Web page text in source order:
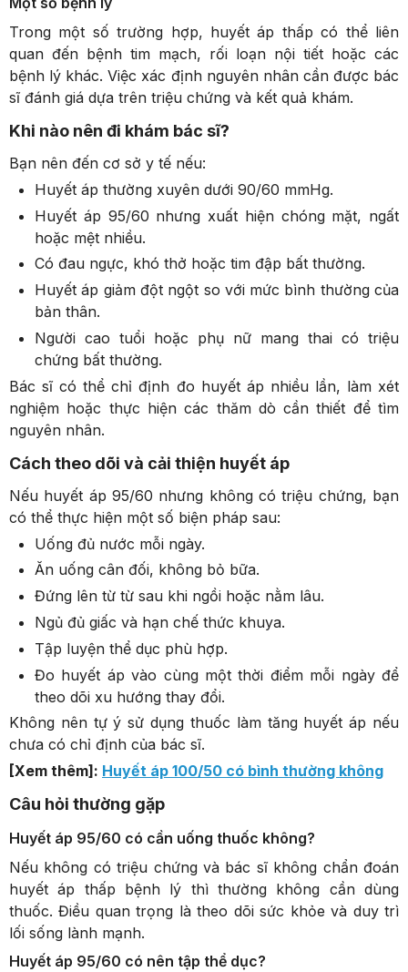
Xem giỏ hàng
Trong một số trường hợp, huyết áp thấp có thể liên
quan đến bệnh tim mạch, rối loạn nội tiết hoặc các
bệnh lý khác. Việc xác định nguyên nhân cần được bác
sĩ đánh giá dựa trên triệu chứng và kết quả khám.
Khi nào nên đi khám bác sĩ?
Bạn nên đến cơ sở y tế nếu:
Huyết áp thường xuyên dưới 90/60 mmHg.
Huyết áp 95/60 nhưng xuất hiện chóng mặt, ngất
hoặc mệt nhiều.
Có đau ngực, khó thở hoặc tim đập bất thường.
Huyết áp giảm đột ngột so với mức bình thường của
bản thân.
Người cao tuổi hoặc phụ nữ mang thai có triệu
chứng bất thường.
Bác sĩ có thể chỉ định đo huyết áp nhiều lần, làm xét
nghiệm hoặc thực hiện các thăm dò cần thiết để tìm
nguyên nhân.
Cách theo dõi và cải thiện huyết áp
Nếu huyết áp 95/60 nhưng không có triệu chứng, bạn
có thể thực hiện một số biện pháp sau:
Uống đủ nước mỗi ngày.
Ăn uống cân đối, không bỏ bữa.
Đứng lên từ từ sau khi ngồi hoặc nằm lâu.
Ngủ đủ giấc và hạn chế thức khuya.
Tập luyện thể dục phù hợp.
Đo huyết áp vào cùng một thời điểm mỗi ngày để
theo dõi xu hướng thay đổi.
Không nên tự ý sử dụng thuốc làm tăng huyết áp nếu
chưa có chỉ định của bác sĩ.
[Xem thêm]: Huyết áp 100/50 có bình thường không
Câu hỏi thường gặp
Huyết áp 95/60 có cần uống thuốc không?
Nếu không có triệu chứng và bác sĩ không chẩn đoán
huyết áp thấp bệnh lý thì thường không cần dùng
thuốc. Điều quan trọng là theo dõi sức khỏe và duy trì
lối sống lành mạnh.
Huyết áp 95/60 có nên tập thể dục?